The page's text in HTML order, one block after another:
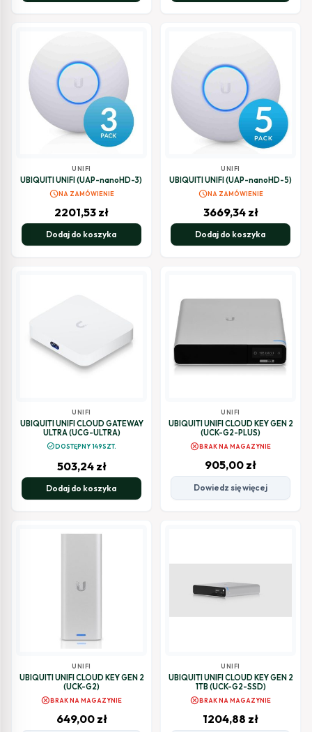
UNIFI
UBIQUITI UNIFI (UAP-nanoHD-3)
scheduleNA ZAMÓWIENIE
2201,53 zł
Dodaj do koszyka
UNIFI
UBIQUITI UNIFI (UAP-nanoHD-5)
scheduleNA ZAMÓWIENIE
3669,34 zł
Dodaj do koszyka
UNIFI
UBIQUITI UNIFI CLOUD GATEWAY
ULTRA (UCG-ULTRA)
check_circleDOSTĘPNY 149SZT.
503,24 zł
Dodaj do koszyka
UNIFI
UBIQUITI UNIFI CLOUD KEY GEN 2
(UCK-G2-PLUS)
cancelBRAK NA MAGAZYNIE
905,00 zł
Dowiedz się więcej
UNIFI
UBIQUITI UNIFI CLOUD KEY GEN 2
(UCK-G2)
cancelBRAK NA MAGAZYNIE
649,00 zł
UNIFI
UBIQUITI UNIFI CLOUD KEY GEN 2
1TB (UCK-G2-SSD)
cancelBRAK NA MAGAZYNIE
1204,88 zł